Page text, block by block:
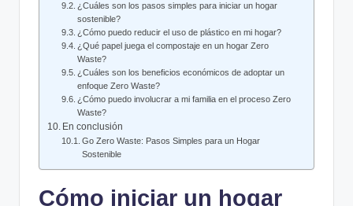
¿Cuáles son los pasos simples para iniciar un hogar
sostenible?
¿Cómo puedo reducir el uso de plástico en mi hogar?
¿Qué papel juega el compostaje en un hogar Zero
Waste?
¿Cuáles son los beneficios económicos de adoptar un
enfoque Zero Waste?
¿Cómo puedo involucrar a mi familia en el proceso Zero
Waste?
En conclusión
Go Zero Waste: Pasos Simples para un Hogar
Sostenible
Cómo iniciar un hogar